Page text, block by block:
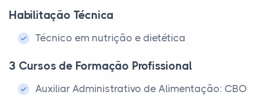
Habilitação Técnica
Técnico em nutrição e dietética
3 Cursos de Formação Profissional
Auxiliar Administrativo de Alimentação: CBO